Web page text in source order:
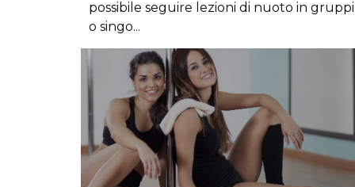
possibile seguire lezioni di nuoto in gruppi
o singo...